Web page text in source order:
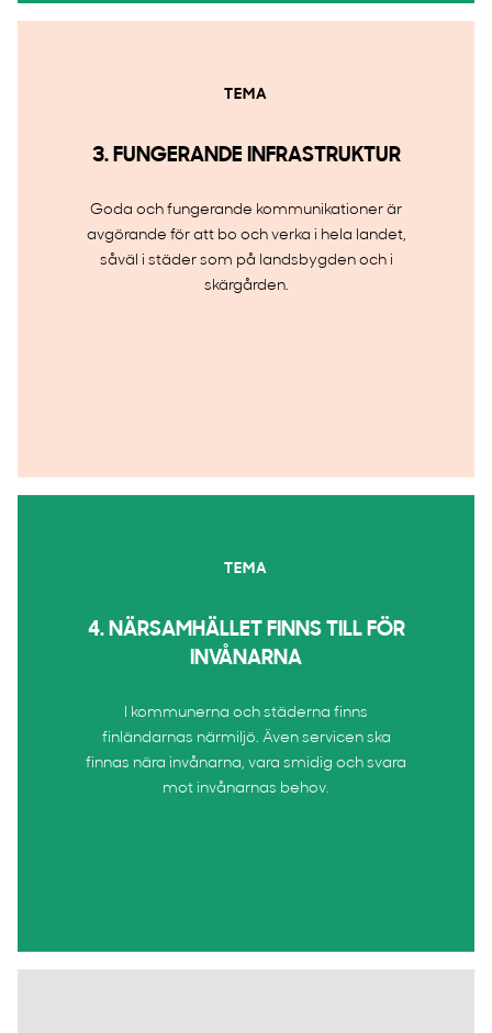
TEMA
3. FUNGERANDE INFRASTRUKTUR
Goda och fungerande kommunikationer är
avgörande för att bo och verka i hela landet,
såväl i städer som på landsbygden och i
skärgården.
TEMA
4. NÄRSAMHÄLLET FINNS TILL FÖR
INVÅNARNA
I kommunerna och städerna finns
finländarnas närmiljö. Även servicen ska
finnas nära invånarna, vara smidig och svara
mot invånarnas behov.